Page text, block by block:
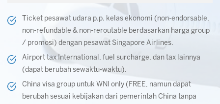
Ticket pesawat udara p.p. kelas ekonomi (non-endorsable,
non-refundable & non-reroutable berdasarkan harga group
/ promosi) dengan pesawat Singapore Airlines.
Airport tax International, fuel surcharge, dan tax lainnya
(dapat berubah sewaktu-waktu).
China visa group untuk WNI only (FREE, namun dapat
berubah sesuai kebijakan dari pemerintah China tanpa